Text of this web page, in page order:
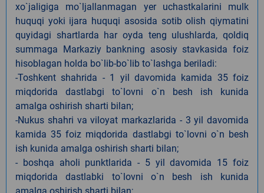
xo`jaligiga mo`ljallanmagan yer uchastkalarini mulk
huquqi yoki ijara huquqi asosida sotib olish qiymatini
quyidagi shartlarda har oyda teng ulushlarda, qoldiq
summaga Markaziy bankning asosiy stavkasida foiz
hisoblagan holda bo`lib-bo`lib to`lashga beriladi:
-Toshkent shahrida - 1 yil davomida kamida 35 foiz
miqdorida dastlabgi to`lovni o`n besh ish kunida
amalga oshirish sharti bilan;
-Nukus shahri va viloyat markazlarida - 3 yil davomida
kamida 35 foiz miqdorida dastlabgi to`lovni o`n besh
ish kunida amalga oshirish sharti bilan;
- boshqa aholi punktlarida - 5 yil davomida 15 foiz
miqdorida dastlabki to`lovni o`n besh ish kunida